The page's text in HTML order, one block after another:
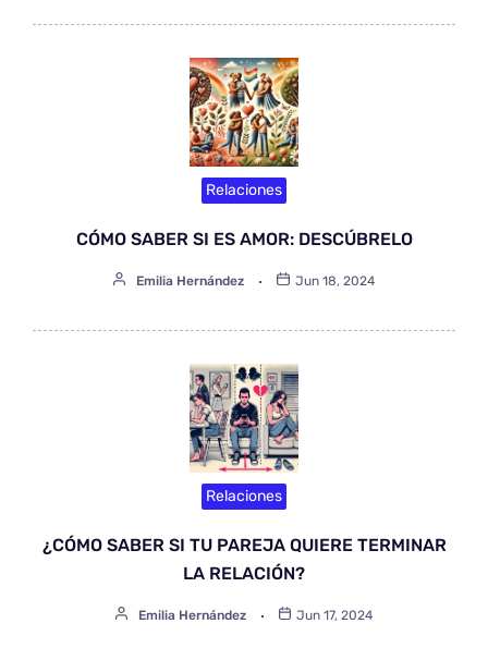
Relaciones
CÓMO SABER SI ES AMOR: DESCÚBRELO
Emilia Hernández Jun 18, 2024
Relaciones
¿CÓMO SABER SI TU PAREJA QUIERE TERMINAR
LA RELACIÓN?
Emilia Hernández Jun 17, 2024